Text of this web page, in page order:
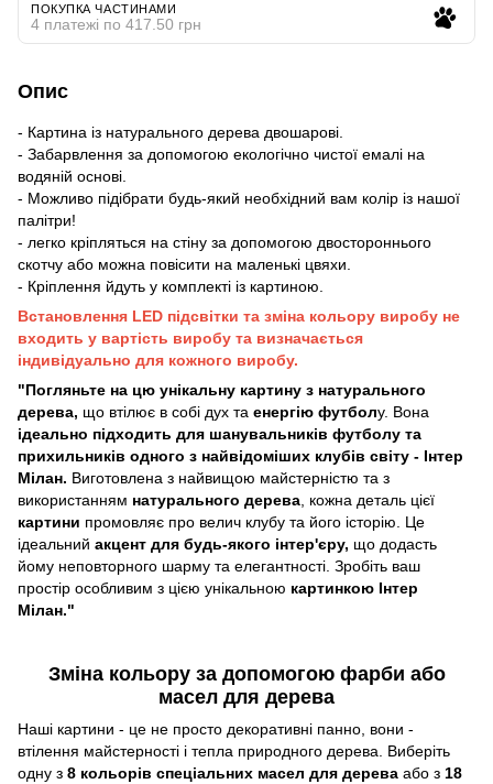
ПОКУПКА ЧАСТИНАМИ
4 платежі по 417.50 грн
Опис
- Картина із натурального дерева двошарові.
- Забарвлення за допомогою екологічно чистої емалі на
водяній основі.
- Можливо підібрати будь-який необхідний вам колір із нашої
палітри!
- легко кріпляться на стіну за допомогою двостороннього
скотчу або можна повісити на маленькі цвяхи.
- Кріплення йдуть у комплекті із картиною.
Встановлення LED підсвітки та зміна кольору виробу не
входить у вартість виробу та визначається
індивідуально для кожного виробу.
"Погляньте на цю унікальну картину з натурального
дерева, що втілює в собі дух та енергію футболу. Вона
ідеально підходить для шанувальників футболу та
прихильників одного з найвідоміших клубів світу - Інтер
Мілан. Виготовлена з найвищою майстерністю та з
використанням натурального дерева , кожна деталь цієї
картини промовляє про велич клубу та його історію. Це
ідеальний акцент для будь-якого інтер'єру, що додасть
йому неповторного шарму та елегантності. Зробіть ваш
простір особливим з цією унікальною картинкою Інтер
Мілан."
Зміна кольору за допомогою фарби або
масел для дерева
Наші картини - це не просто декоративні панно, вони -
втілення майстерності і тепла природного дерева. Виберіть
одну з 8 кольорів спеціальних масел для дерева або з 18